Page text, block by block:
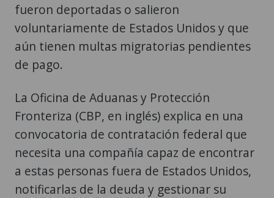
fueron deportadas o salieron
voluntariamente de Estados Unidos y que
aún tienen multas migratorias pendientes
de pago.
La Oficina de Aduanas y Protección
Fronteriza (CBP, en inglés) explica en una
convocatoria de contratación federal que
necesita una compañía capaz de encontrar
a estas personas fuera de Estados Unidos,
notificarlas de la deuda y gestionar su